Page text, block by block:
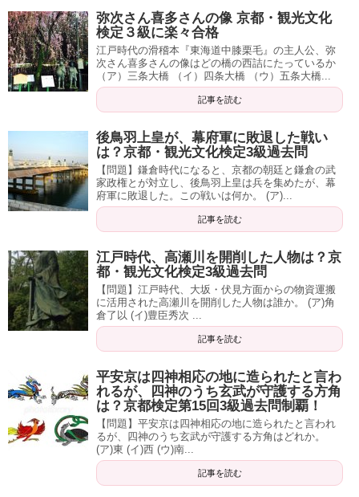
弥次さん喜多さんの像 京都・観光文化
検定３級に楽々合格
江戸時代の滑稽本『東海道中膝栗毛』の主人公、弥
次さん喜多さんの像はどの橋の西詰にたっているか
（ア）三条大橋 （イ）四条大橋 （ウ）五条大橋...
記事を読む
後鳥羽上皇が、幕府軍に敗退した戦い
は？京都・観光文化検定3級過去問
【問題】鎌倉時代になると、京都の朝廷と鎌倉の武
家政権とが対立し、後鳥羽上皇は兵を集めたが、幕
府軍に敗退した。この戦いは何か。 (ア)...
記事を読む
江戸時代、高瀬川を開削した人物は？京
都・観光文化検定3級過去問
【問題】江戸時代、大坂・伏見方面からの物資運搬
に活用された高瀬川を開削した人物は誰か。 (ア)角
倉了以 (イ)豊臣秀次 ...
記事を読む
平安京は四神相応の地に造られたと言わ
れるが、四神のうち玄武が守護する方角
は？京都検定第15回3級過去問制覇！
【問題】平安京は四神相応の地に造られたと言われ
るが、四神のうち玄武が守護する方角はどれか。
(ア)東 (イ)西 (ウ)南...
記事を読む